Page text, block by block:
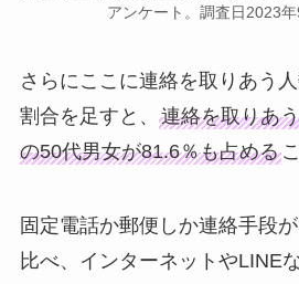
アンケート。調査日2023
さらにここに連絡を取りあう
割合を足すと、 連絡を取りあ
の50代男女が81.6％も占める
固定電話か郵便しか連絡手段
比べ、インターネットやLINE